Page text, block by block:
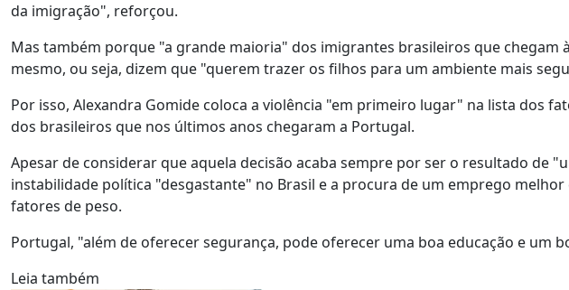
da imigração", reforçou.
Mas também porque "a grande maioria" dos imigrantes brasileiros que chegam
mesmo, ou seja, dizem que "querem trazer os filhos para um ambiente mais
Por isso, Alexandra Gomide coloca a violência "em primeiro lugar" na lista dos
dos brasileiros que nos últimos anos chegaram a Portugal.
Apesar de considerar que aquela decisão acaba sempre por ser o resultado de
instabilidade política "desgastante" no Brasil e a procura de um emprego
fatores de peso.
Portugal, "além de oferecer segurança, pode oferecer uma boa educação e um
Leia também